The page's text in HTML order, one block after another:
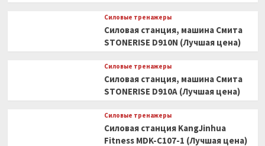
Силовые тренажеры
Силовая станция, машина Смита
STONERISE D910N (Лучшая цена)
Силовые тренажеры
Силовая станция, машина Смита
STONERISE D910A (Лучшая цена)
Силовые тренажеры
Силовая станция KangJinhua
Fitness MDK-C107-1 (Лучшая цена)